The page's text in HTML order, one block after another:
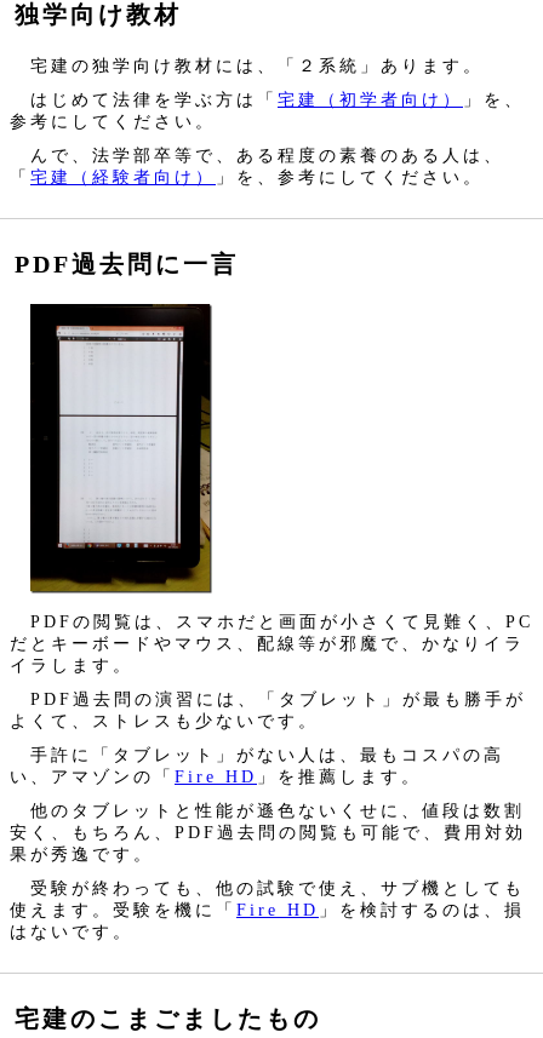
独学向け教材
宅建の独学向け教材には、「２系統」あります。
はじめて法律を学ぶ方は「 宅建（初学者向け）
」を、
参考にしてください。
んで、法学部卒等で、ある程度の素養のある人は、
「 宅建（経験者向け） 」を、参考にしてください。
PDF過去問に一言
PDFの閲覧は、スマホだと画面が小さくて見難く、PC
だとキーボードやマウス、配線等が邪魔で、かなりイラ
イラします。
PDF過去問の演習には、「タブレット」が最も勝手が
よくて、ストレスも少ないです。
手許に「タブレット」がない人は、最もコスパの高
い、アマゾンの「 Fire HD 」を推薦します。
他のタブレットと性能が遜色ないくせに、値段は数割
安く、もちろん、PDF過去問の閲覧も可能で、費用対効
果が秀逸です。
受験が終わっても、他の試験で使え、サブ機としても
使えます。受験を機に「 Fire HD 」を検討するのは、損
はないです。
宅建のこまごましたもの